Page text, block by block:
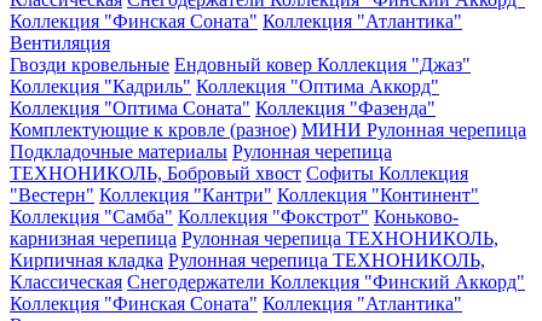
Коллекция "Финская Соната" Коллекция "Атлантика"
Вентиляция
Гвозди кровельные Ендовный ковер Коллекция "Джаз"
Коллекция "Кадриль" Коллекция "Оптима Аккорд"
Коллекция "Оптима Соната" Коллекция "Фазенда"
Комплектующие к кровле (разное) МИНИ Рулонная черепица
Подкладочные материалы Рулонная черепица
ТЕХНОНИКОЛЬ, Бобровый хвост Софиты Коллекция
"Вестерн" Коллекция "Кантри" Коллекция "Континент"
Коллекция "Самба" Коллекция "Фокстрот" Коньково-
карнизная черепица Рулонная черепица ТЕХНОНИКОЛЬ,
Кирпичная кладка Рулонная черепица ТЕХНОНИКОЛЬ,
Классическая Снегодержатели Коллекция "Финский Аккорд"
Коллекция "Финская Соната" Коллекция "Атлантика"